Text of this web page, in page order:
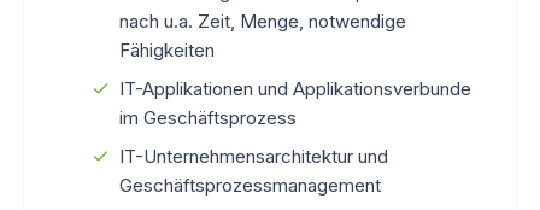
nach u.a. Zeit, Menge, notwendige
Fähigkeiten
IT-Applikationen und Applikationsverbunde
im Geschäftsprozess
IT-Unternehmensarchitektur und
Geschäftsprozessmanagement